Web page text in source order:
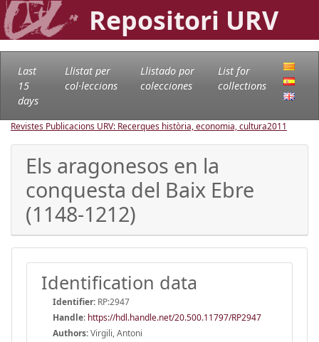
Repositori URV
Last
15
days
Llistat per
col·leccions
Llistado por
colecciones
List for
collections
Revistes Publicacions URV: Recerques història, economia, cultura2011
Els aragonesos en la
conquesta del Baix Ebre
(1148-1212)
Identification data
Identifier: RP:2947
Handle: https://hdl.handle.net/20.500.11797/RP2947
Authors:Virgili, Antoni